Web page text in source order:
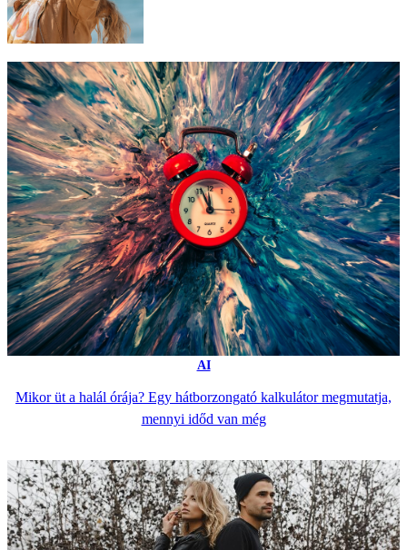
AI
Mikor üt a halál órája? Egy hátborzongató kalkulátor megmutatja,
mennyi időd van még